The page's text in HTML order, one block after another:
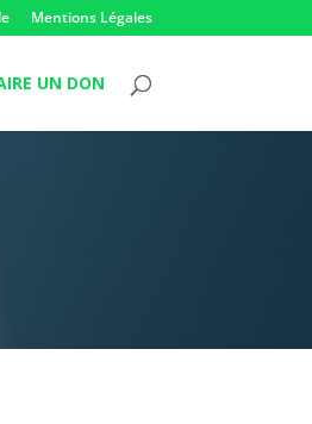
Mentions Légales
UN DON